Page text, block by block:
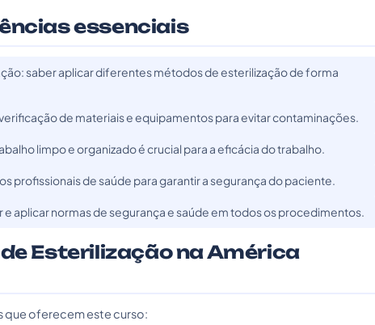
essenciais
saber aplicar diferentes métodos de esterilização de forma
de materiais e equipamentos para evitar contaminações.
limpo e organizado é crucial para a eficácia do trabalho.
profissionais de saúde para garantir a segurança do paciente.
aplicar normas de segurança e saúde em todos os procedimentos.
Esterilização na América
que oferecem este curso: